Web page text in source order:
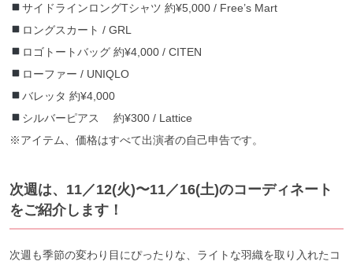
サイドラインロングTシャツ 約¥5,000 / Free’s Mart
ロングスカート / GRL
ロゴトートバッグ 約¥4,000 / CITEN
ローファー / UNIQLO
バレッタ 約¥4,000
シルバーピアス 約¥300 / Lattice
※アイテム、価格はすべて出演者の自己申告です。
次週は、11／12(火)〜11／16(土)のコーディネート
をご紹介します！
次週も季節の変わり目にぴったりな、ライトな羽織を取り入れたコ